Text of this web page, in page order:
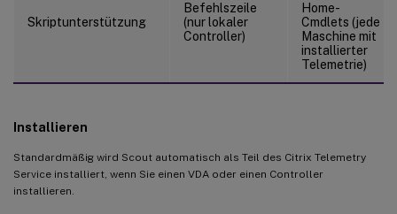
Skriptunterstützung
Befehlszeile
(nur lokaler
Controller)
Home-
Cmdlets (jede
Maschine mit
installierter
Telemetrie)
Installieren
Standardmäßig wird Scout automatisch als Teil des Citrix Telemetry
Service installiert, wenn Sie einen VDA oder einen Controller
installieren.